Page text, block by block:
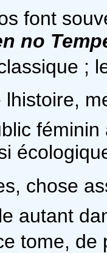
font
no
;
lhistoire,
chose
autant
tome, de